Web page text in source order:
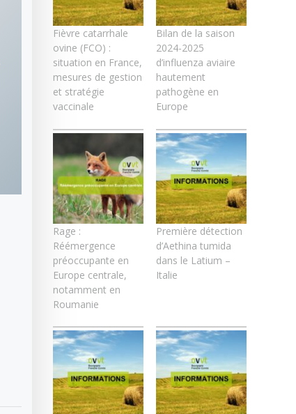
Fièvre catarrhale
ovine (FCO) :
situation en France,
mesures de gestion
et stratégie
vaccinale
Bilan de la saison
2024-2025
d’influenza aviaire
hautement
pathogène en
Europe
Rage :
Réémergence
préoccupante en
Europe centrale,
notamment en
Roumanie
Première détection
d’Aethina tumida
dans le Latium –
Italie